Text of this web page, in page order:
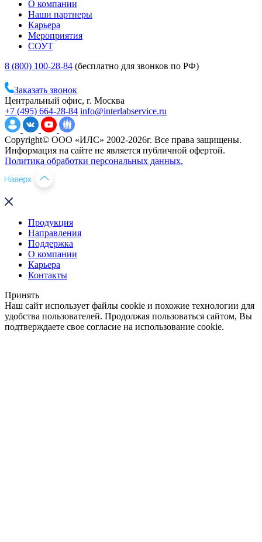
О компании
Наши партнеры
Карьера
Мероприятия
СОУТ
8 (800) 100-28-84 (бесплатно для звонков по РФ)
Заказать звонок
Центральный офис, г. Москва
+7 (495) 664-28-84 info@interlabservice.ru
Copyright© ООО «ИЛС» 2002-2026г. Все права защищены.
Информация на сайте не является публичной офертой.
Политика обработки персональных данных.
Продукция
Направления
Поддержка
О компании
Карьера
Контакты
Принять
Наш сайт использует файлы cookie и похожие технологии для
удобства пользователей. Продолжая пользоваться сайтом, Вы
подтверждаете свое согласие на использование cookie.